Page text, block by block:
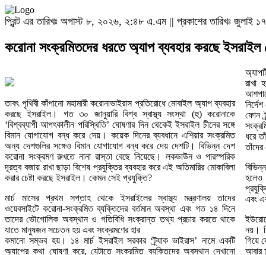
প্রিন্ট এর তারিখঃ অগাস্ট ৮, ২০২৬, ২:৪৮ এ.এম || প্রকাশের তারিখঃ
করোনা সংক্রমিতদের ধরতে অ্যাপ ব্যবহার করছে
তাবৎ পৃথিবী কাঁপানো মহামারী করোনাভাইরাস প্রতিরোধে মোবাইল অ্যাপ ব্যবহার
করছে ইসরাইল। গত ৩০ জানুয়ারি বিশ্ব স্বাস্থ্য সংস্থা (হু) করোনাকে
‘বিশ্বব্যাপী আপৎকালীন পরিস্থিতি’ ঘোষণার দিন থেকেই ইসরাইল চীনের সঙ্গে
বিমান যোগাযোগ বন্ধ করে দেয়। কয়েক দিনের ব্যবধানে এশিয়ার সংক্রমিত
অন্য দেশগুলির সঙ্গেও বিমান যোগাযোগ বন্ধ করে দেয় দেশটি। বিভিন্ন দেশ
করোনা সংক্রমণ রুখতে নানা রাস্তা বেছে নিয়েছে। লকডাউন ও পারস্পরিক
দূরত্ব বজায় রাখা ছাড়া বিশেষ প্রযুক্তির ব্যবহার করে এই অতিমারির মোকাবিলা
করার চেষ্টা করছে ইসরাইল। কেমন সেই প্রযুক্তি?
মার্চ মাসের প্রথম সপ্তাহ থেকে ইসরাইলের স্বাস্থ্য মন্ত্রণালয় তাদের
ওয়েবসাইটে করোনা-সংক্রমিত ব্যক্তিদের বর্তমান অবস্থা এবং গত ১৪ দিনে
তাদের ভৌগোলিক অবস্থান ও গতিবিধি সংক্রান্ত তথ্য প্রচার করতে থাকে
যাতে মানুষজন সচেতন হয় এবং সংক্রমণের হার
কমানো সম্ভব হয়। ১৪ মার্চ ইসরাইল সরকার ‘ট্র্যাক ভাইরাস’ নামে একটি
অ্যাপের কথা ঘোষণা করে, যেটাতে সংক্রমিত ব্যক্তিদের অবস্থান দেখানো
রাখা
ফোন
ধরে
তাঁদের
হলেও
এবং
নয়।
গিয়ে
আবার